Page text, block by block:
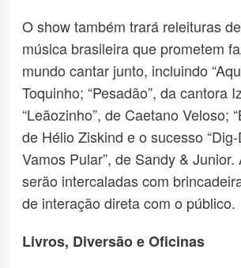
O show também trará releituras
música brasileira que prometem
mundo cantar junto, incluindo
Toquinho; “Pesadão”, da cantora
“Leãozinho”, de Caetano Veloso;
de Hélio Ziskind e o sucesso
Vamos Pular”, de Sandy & Junior.
serão intercaladas com
de interação direta com o público.
Livros, Diversão e Oficinas